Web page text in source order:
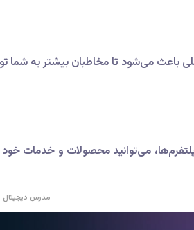
باعث می‌شود تا مخاطبان بیشتر به شما
پلتفرم‌ها، می‌توانید محصولات و خدمات
مدرس دیجیتال